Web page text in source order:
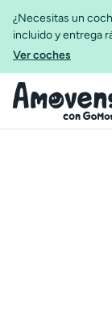
¿Necesitas un
incluido y entrega
Ver coches